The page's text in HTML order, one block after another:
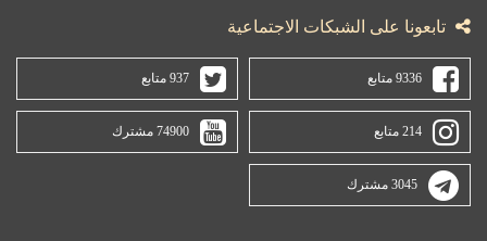
تابعونا على الشبكات الاجتماعية
9336 متابع 937 متابع
214 متابع 74900 مشترك
3045 مشترك